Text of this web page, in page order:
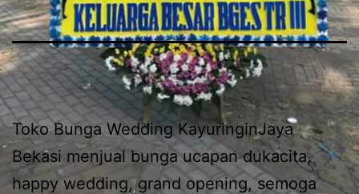
Toko Bunga Wedding KayuringinJaya
Bekasi menjual bunga ucapan dukacita,
happy wedding, grand opening, semoga